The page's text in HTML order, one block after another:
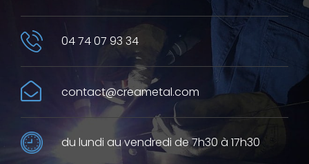
04 74 07 93 34
contact@creametal.com
du lundi au vendredi de 7h30 à 17h30